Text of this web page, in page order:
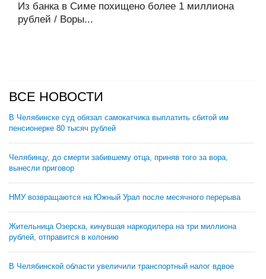
Из банка в Симе похищено более 1 миллиона
рублей / Воры...
ВСЕ НОВОСТИ
В Челябинске суд обязал самокатчика выплатить сбитой им
пенсионерке 80 тысяч рублей
Челябинцу, до смерти забившему отца, приняв того за вора,
вынесли приговор
НМУ возвращаются на Южный Урал после месячного перерыва
Жительница Озерска, кинувшая наркодилера на три миллиона
рублей, отправится в колонию
В Челябинской области увеличили транспортный налог вдвое